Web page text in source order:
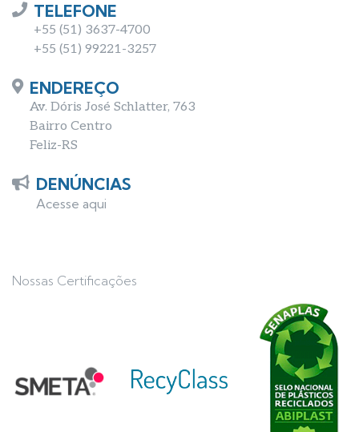
TELEFONE
+55 (51) 3637-4700
+55 (51) 99221-3257
ENDEREÇO
Av. Dóris José Schlatter, 763
Bairro Centro
Feliz-RS
DENÚNCIAS
Acesse aqui
Nossas Certificações